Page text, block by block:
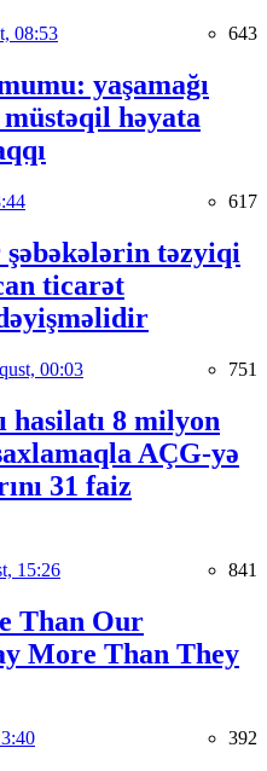
08:53 643
yaşamağı
həyata
617
təzyiqi
ticarət
00:03 751
hasilatı 8 milyon
AÇG-yə
31 faiz
15:26 841
Than Our
More Than They
392